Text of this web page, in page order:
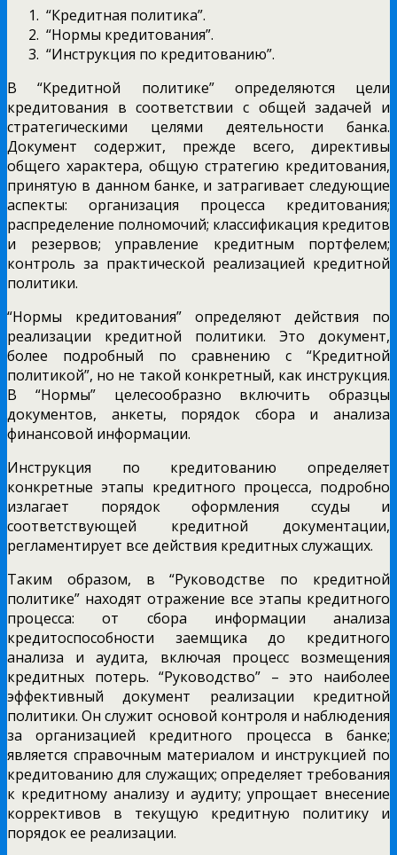
“Кредитная политика”.
“Нормы кредитования”.
“Инструкция по кредитованию”.
В “Кредитной политике” определяются цели
кредитования в соответствии с общей задачей и
стратегическими целями деятельности банка.
Документ содержит, прежде всего, директивы
общего характера, общую стратегию кредитования,
принятую в данном банке, и затрагивает следующие
аспекты: организация процесса кредитования;
распределение полномочий; классификация кредитов
и резервов; управление кредитным портфелем;
контроль за практической реализацией кредитной
политики.
“Нормы кредитования” определяют действия по
реализации кредитной политики. Это документ,
более подробный по сравнению с “Кредитной
политикой”, но не такой конкретный, как инструкция.
В “Нормы” целесообразно включить образцы
документов, анкеты, порядок сбора и анализа
финансовой информации.
Инструкция по кредитованию определяет
конкретные этапы кредитного процесса, подробно
излагает порядок оформления ссуды и
соответствующей кредитной документации,
регламентирует все действия кредитных служащих.
Таким образом, в “Руководстве по кредитной
политике” находят отражение все этапы кредитного
процесса: от сбора информации анализа
кредитоспособности заемщика до кредитного
анализа и аудита, включая процесс возмещения
кредитных потерь. “Руководство” – это наиболее
эффективный документ реализации кредитной
политики. Он служит основой контроля и наблюдения
за организацией кредитного процесса в банке;
является справочным материалом и инструкцией по
кредитованию для служащих; определяет требования
к кредитному анализу и аудиту; упрощает внесение
коррективов в текущую кредитную политику и
порядок ее реализации.